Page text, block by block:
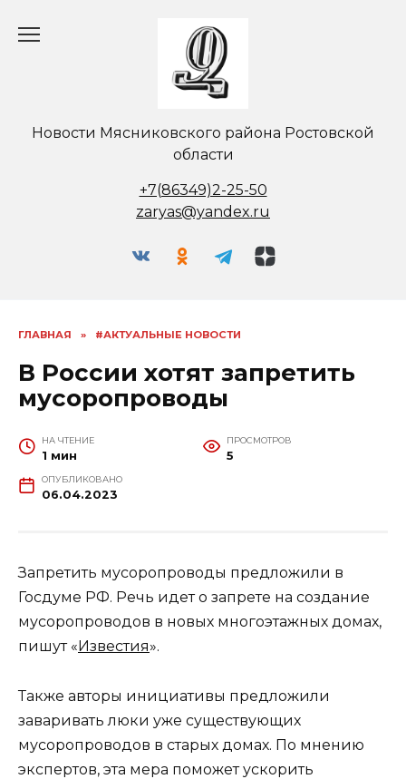
Новости Мясниковского района Ростовской
области
+7(86349)2-25-50
zaryas@yandex.ru
ГЛАВНАЯ » #АКТУАЛЬНЫЕ НОВОСТИ
В России хотят запретить
мусоропроводы
НА ЧТЕНИЕ
1 мин
ПРОСМОТРОВ
5
ОПУБЛИКОВАНО
06.04.2023
Запретить мусоропроводы предложили в
Госдуме РФ. Речь идет о запрете на создание
мусоропроводов в новых многоэтажных домах,
пишут « Известия».
Также авторы инициативы предложили
заваривать люки уже существующих
мусоропроводов в старых домах. По мнению
экспертов, эта мера поможет ускорить